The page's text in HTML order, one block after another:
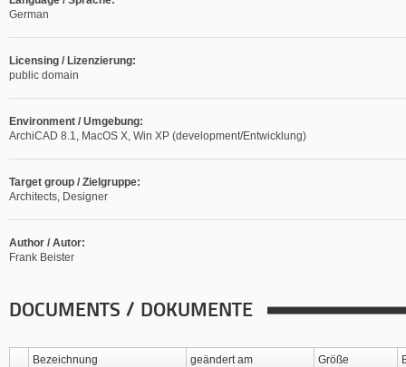
German
Licensing / Lizenzierung:
public domain
Environment / Umgebung:
ArchiCAD 8.1, MacOS X, Win XP (development/Entwicklung)
Target group / Zielgruppe:
Architects, Designer
Author / Autor:
Frank Beister
DOCUMENTS / DOKUMENTE
Bezeichnung geändert am Größe